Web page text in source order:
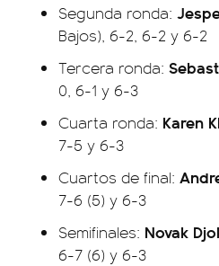
Segunda ronda:
Bajos), 6-2, 6-2 y 6-2
Tercera ronda:
0, 6-1 y 6-3
Cuarta ronda: Karen
7-5 y 6-3
Cuartos de final:
7-6 (5) y 6-3
Semifinales: Novak
6-7 (6) y 6-3